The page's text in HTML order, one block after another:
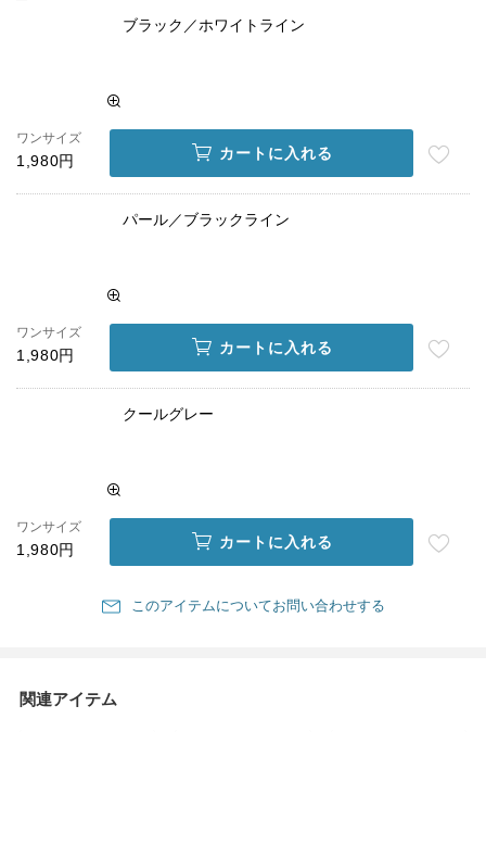
ブラック／ホワイトライン
ワンサイズ
1,980円 カートに入れる
パール／ブラックライン
ワンサイズ
1,980円 カートに入れる
クールグレー
ワンサイズ
1,980円 カートに入れる
このアイテムについてお問い合わせする
関連アイテム